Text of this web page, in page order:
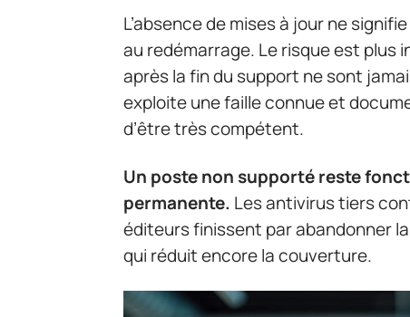
L’absence de mises à jour ne
au redémarrage. Le risque est plus
après la fin du support ne sont
exploite une faille connue et
d’être très compétent.
Un poste non supporté reste
permanente. Les antivirus tiers
éditeurs finissent par abandonner
qui réduit encore la couverture.